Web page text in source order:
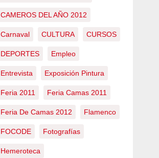
CAMEROS DEL AÑO 2012
Carnaval CULTURA CURSOS
DEPORTES Empleo
Entrevista Exposición Pintura
Feria 2011 Feria Camas 2011
Feria De Camas 2012 Flamenco
FOCODE Fotografías
Hemeroteca